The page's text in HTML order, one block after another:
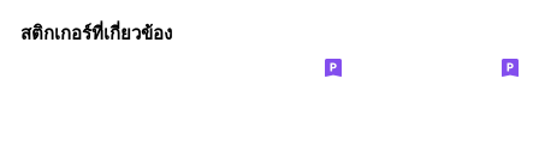
สติกเกอร์ที่เกี่ยวข้อง